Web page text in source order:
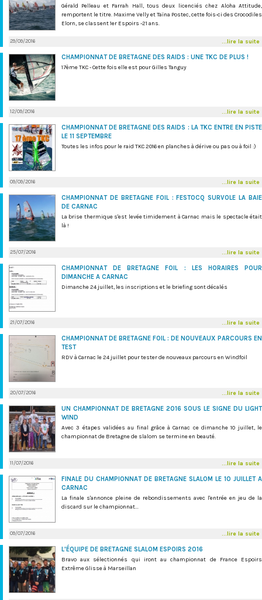
Gérald Pelleau et Farrah Hall, tous deux licenciés chez Aloha Attitude,
remportent le titre. Maxime Velly et Taïna Postec, cette fois-ci des Crocodiles
Elorn, se classent 1er Espoirs -21 ans.
29/09/2016 ...lire la suite
CHAMPIONNAT DE BRETAGNE DES RAIDS : UNE TKC DE PLUS !
17ème TKC - Cette fois elle est pour Gilles Tanguy
12/09/2016 ...lire la suite
CHAMPIONNAT DE BRETAGNE DES RAIDS : LA TKC ENTRE EN PISTE
LE 11 SEPTEMBRE
Toutes les infos pour le raid TKC 2016 en planches à dérive ou pas ou à foil :)
09/09/2016 ...lire la suite
CHAMPIONNAT DE BRETAGNE FOIL : FESTOCQ SURVOLE LA BAIE
DE CARNAC
La brise thermique s'est levée timidement à Carnac mais le spectacle était
là !
25/07/2016 ...lire la suite
CHAMPIONNAT DE BRETAGNE FOIL : LES HORAIRES POUR
DIMANCHE A CARNAC
Dimanche 24 juillet, les inscriptions et le briefing sont décalés
21/07/2016 ...lire la suite
CHAMPIONNAT DE BRETAGNE FOIL : DE NOUVEAUX PARCOURS EN
TEST
RDV à Carnac le 24 juillet pour tester de nouveaux parcours en Windfoil
20/07/2016 ...lire la suite
UN CHAMPIONNAT DE BRETAGNE 2016 SOUS LE SIGNE DU LIGHT
WIND
Avec 3 étapes validées au final grâce à Carnac ce dimanche 10 juillet, le
championnat de Bretagne de slalom se termine en beauté.
11/07/2016 ...lire la suite
FINALE DU CHAMPIONNAT DE BRETAGNE SLALOM LE 10 JUILLET A
CARNAC
La finale s'annonce pleine de rebondissements avec l'entrée en jeu de la
discard sur le championnat...
09/07/2016 ...lire la suite
L'ÉQUIPE DE BRETAGNE SLALOM ESPOIRS 2016
Bravo aux sélectionnés qui iront au championnat de France Espoirs
Extrême Glisse à Marseillan